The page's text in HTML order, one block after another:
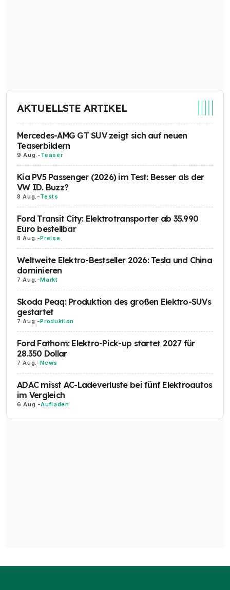
AKTUELLSTE ARTIKEL
Mercedes-AMG GT SUV zeigt sich auf neuen
Teaserbildern
9 Aug. -Teaser
Kia PV5 Passenger (2026) im Test: Besser als der
VW ID. Buzz?
8 Aug. -Tests
Ford Transit City: Elektrotransporter ab 35.990
Euro bestellbar
8 Aug. -Preise
Weltweite Elektro-Bestseller 2026: Tesla und China
dominieren
7 Aug. -Markt
Skoda Peaq: Produktion des großen Elektro-SUVs
gestartet
7 Aug. -Produktion
Ford Fathom: Elektro-Pick-up startet 2027 für
28.350 Dollar
7 Aug. -News
ADAC misst AC-Ladeverluste bei fünf Elektroautos
im Vergleich
6 Aug. -Aufladen